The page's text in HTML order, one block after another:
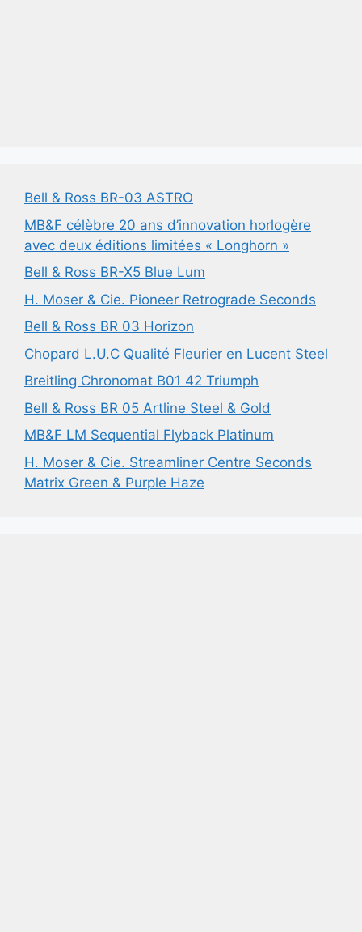
Bell & Ross BR-03 ASTRO
MB&F célèbre 20 ans d’innovation horlogère
avec deux éditions limitées « Longhorn »
Bell & Ross BR-X5 Blue Lum
H. Moser & Cie. Pioneer Retrograde Seconds
Bell & Ross BR 03 Horizon
Chopard L.U.C Qualité Fleurier en Lucent Steel
Breitling Chronomat B01 42 Triumph
Bell & Ross BR 05 Artline Steel & Gold
MB&F LM Sequential Flyback Platinum
H. Moser & Cie. Streamliner Centre Seconds
Matrix Green & Purple Haze